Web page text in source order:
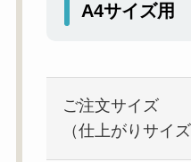
A4サイズ用
ご注文サイズ
（仕上がりサイズ